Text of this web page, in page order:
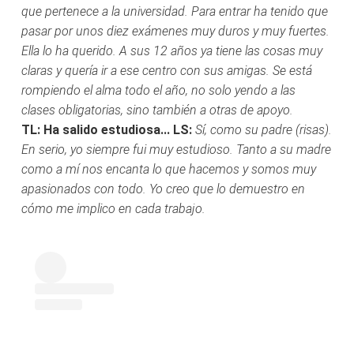
que pertenece a la universidad. Para entrar ha tenido que
pasar por unos diez exámenes muy duros y muy fuertes.
Ella lo ha querido. A sus 12 años ya tiene las cosas muy
claras y quería ir a ese centro con sus amigas. Se está
rompiendo el alma todo el año, no solo yendo a las
clases obligatorias, sino también a otras de apoyo.
TL: Ha salido estudiosa... LS: Sí, como su padre (risas).
En serio, yo siempre fui muy estudioso. Tanto a su madre
como a mí nos encanta lo que hacemos y somos muy
apasionados con todo. Yo creo que lo demuestro en
cómo me implico en cada trabajo.